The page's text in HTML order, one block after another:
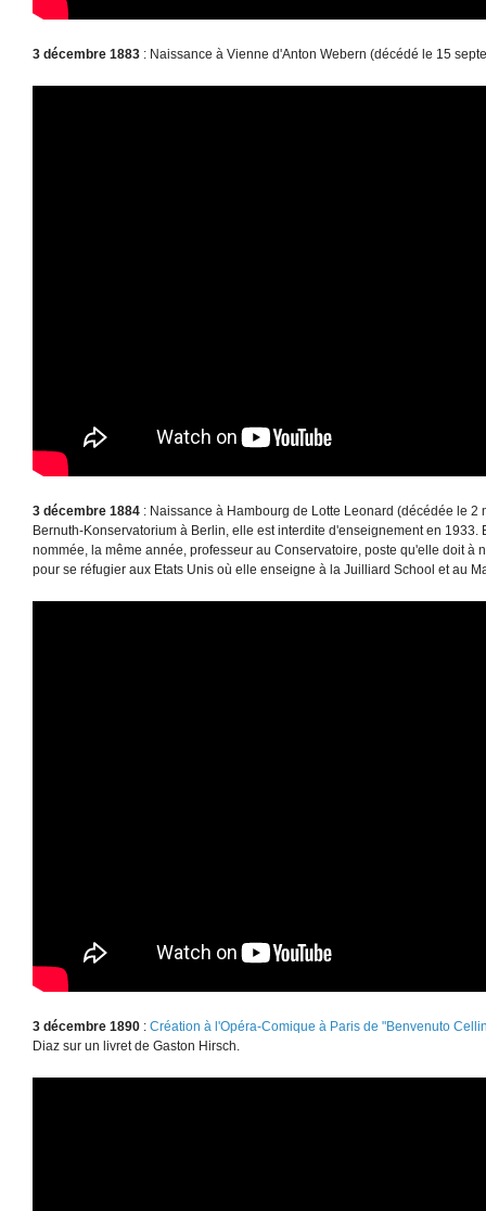
3 décembre 1883 : Naissance à Vienne d'Anton Webern (décédé le 15
3 décembre 1884 : Naissance à Hambourg de Lotte Leonard (décédée le 2
Bernuth-Konservatorium à Berlin, elle est interdite d'enseignement en 1933.
nommée, la même année, professeur au Conservatoire, poste qu'elle doit à
pour se réfugier aux Etats Unis où elle enseigne à la Juilliard School et au
3 décembre 1890 : Création à l'Opéra-Comique à Paris de "Benvenuto
Diaz sur un livret de Gaston Hirsch.